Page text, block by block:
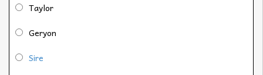
Taylor
Geryon
Sire